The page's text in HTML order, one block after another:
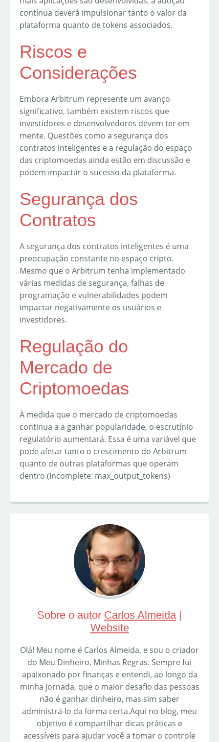
contínua deverá impulsionar tanto o valor da
plataforma quanto de tokens associados.
Riscos e
Considerações
Embora Arbitrum represente um avanço
significativo, também existem riscos que
investidores e desenvolvedores devem ter em
mente. Questões como a segurança dos
contratos inteligentes e a regulação do espaço
das criptomoedas ainda estão em discussão e
podem impactar o sucesso da plataforma.
Segurança dos
Contratos
A segurança dos contratos inteligentes é uma
preocupação constante no espaço cripto.
Mesmo que o Arbitrum tenha implementado
várias medidas de segurança, falhas de
programação e vulnerabilidades podem
impactar negativamente os usuários e
investidores.
Regulação do
Mercado de
Criptomoedas
À medida que o mercado de criptomoedas
continua a a ganhar popularidade, o escrutínio
regulatório aumentará. Essa é uma variável que
pode afetar tanto o crescimento do Arbitrum
quanto de outras plataformas que operam
dentro (Incomplete: max_output_tokens)
Sobre o autor Carlos Almeida|
Website
Olá! Meu nome é Carlos Almeida, e sou o criador
do Meu Dinheiro, Minhas Regras. Sempre fui
apaixonado por finanças e entendi, ao longo da
minha jornada, que o maior desafio das pessoas
não é ganhar dinheiro, mas sim saber
administrá-lo da forma certa.Aqui no blog, meu
objetivo é compartilhar dicas práticas e
acessíveis para ajudar você a tomar o controle